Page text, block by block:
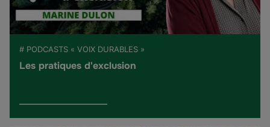
# PODCASTS « VOIX DURABLES »
Les pratiques d'exclusion